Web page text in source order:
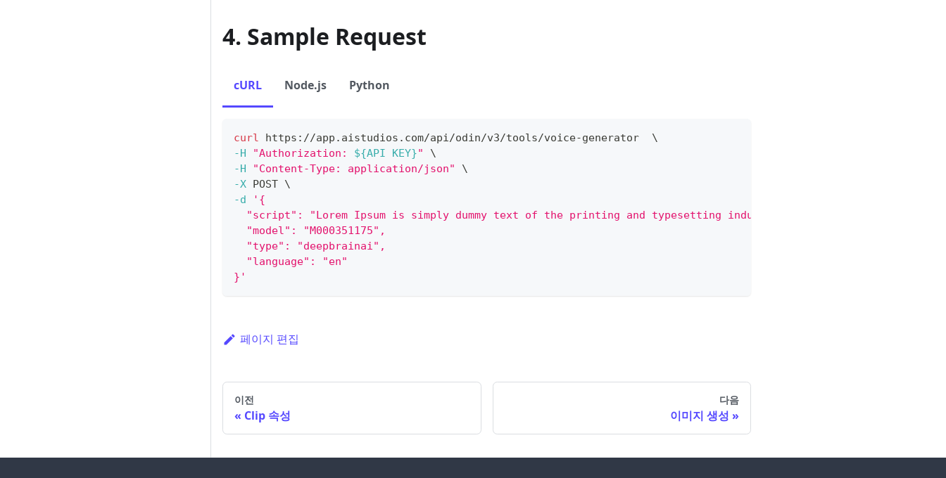
4. Sample Request
cURL Node.js Python
curl https://app.aistudios.com/api/odin/v3/tools/voice-generator \
-H
"Authorization: ${API KEY}"
\
-H
"Content-Type: application/json"
\
-X POST \
-d
'{
"script": "Lorem Ipsum is simply dummy text of the printing and typesetting industry.\nLorem Ipsum has been
  "model": "M000351175",
  "type": "deepbrainai",
  "language": "en"
}'
페이지 편집
이전
Clip 속성
다음
이미지 생성